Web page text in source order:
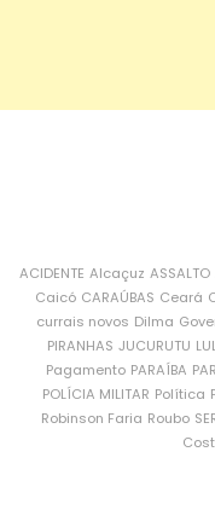
ACIDENTE Alcaçuz ASSALTO
Caicó CARAÚBAS Ceará
currais novos Dilma
PIRANHAS JUCURUTU
Pagamento PARAÍBA
POLÍCIA MILITAR Política
Robinson Faria Roubo